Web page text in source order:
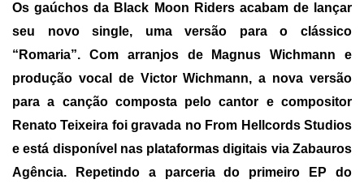
Os gaúchos da Black Moon Riders acabam de lançar
seu novo single, uma versão para o clássico
“Romaria”. Com arranjos de Magnus Wichmann e
produção vocal de Victor Wichmann, a nova versão
para a canção composta pelo cantor e compositor
Renato Teixeira foi gravada no From Hellcords Studios
e está disponível nas plataformas digitais via Zabauros
Agência. Repetindo a parceria do primeiro EP do